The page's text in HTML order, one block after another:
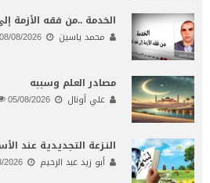
الخدمة ..من فقه الأزمة
محمد ياسين 08/08/2026
مصادر العلم وسببه
علي أونال 05/08/2026
النـزعة التجديدية عند
أبو زيد عبد الرحيم 2026